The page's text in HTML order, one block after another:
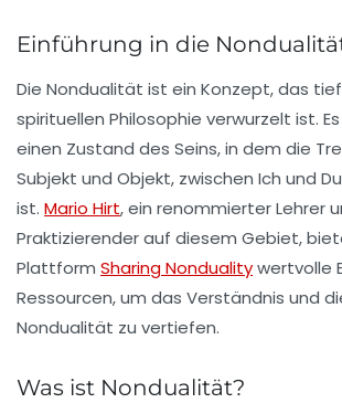
Einführung in die
Die Nondualität ist ein Konzept, das
spirituellen Philosophie verwurzelt ist.
einen Zustand des Seins, in dem die
Subjekt und Objekt, zwischen Ich und
ist. Mario Hirt, ein renommierter Lehrer
Praktizierender auf diesem Gebiet,
Plattform Sharing Nondualitywertvolle
Ressourcen, um das Verständnis und
Nondualität zu vertiefen.
Was ist Nondualität?